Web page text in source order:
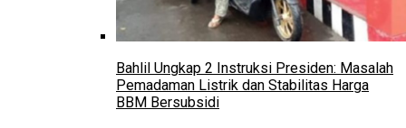
Bahlil Ungkap 2 Instruksi Presiden: Masalah
Pemadaman Listrik dan Stabilitas Harga
BBM Bersubsidi